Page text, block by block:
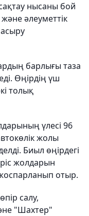
нысаны бой
әлеуметтік
барлығы таза
Өңірдің үш
толық
үлесі 96
жолы
Биыл өңірдегі
жолдарын
отыр.
салу,
"Шахтер"